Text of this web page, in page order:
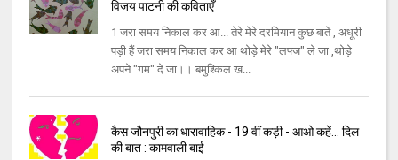
विजय पाटनी की कविताएँ
1 जरा समय निकाल कर आ... तेरे मेरे दरमियान कुछ बातें , अधूरी
पड़ी हैं जरा समय निकाल कर आ थोड़े मेरे "लफ्ज" ले जा ,थोड़े
अपने "गम" दे जा।। बमुश्किल ख...
कैस जौनपुरी का धारावाहिक - 19 वीं कड़ी - आओ कहें... दिल
की बात : कामवाली बाई